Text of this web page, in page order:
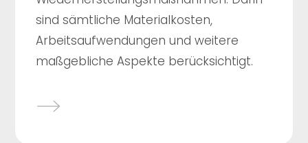
sind sämtliche Materialkosten,
Arbeitsaufwendungen und weitere
maßgebliche Aspekte berücksichtigt.